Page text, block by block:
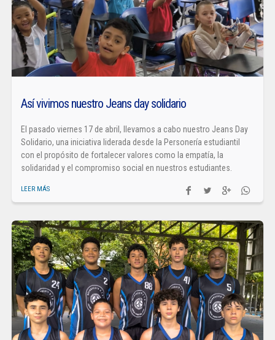
Así vivimos nuestro Jeans day solidario
El pasado viernes 17 de abril, llevamos a cabo nuestro Jeans Day
Solidario, una iniciativa liderada desde la Personería estudiantil
con el propósito de fortalecer valores como la empatía, la
solidaridad y el compromiso social en nuestros estudiantes.
LEER MÁS